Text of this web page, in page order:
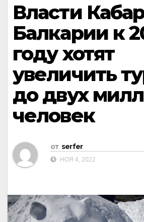
Власти
Балкарии к
году хотят
увеличить
до двух
человек
от serfer
НОЯ 4, 2022